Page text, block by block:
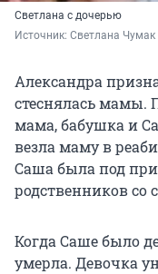
Светлана с дочерью
Источник: Светлана Чумак
Александра
стеснялась мамы.
мама, бабушка и
везла маму в
Саша была под
родственников со
Когда Саше было
умерла. Девочка